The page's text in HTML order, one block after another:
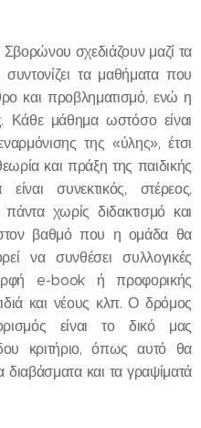
σχεδιάζουν μαζί τα
τα μαθήματα που
και προβληματισμό, ενώ η
Κάθε μάθημα ωστόσο είναι
της «ύλης», έτσι
και πράξη της παιδικής
συνεκτικός, στέρεος,
πάντα χωρίς διδακτισμό και
στον βαθμό που η ομάδα θα
να συνθέσει συλλογικές
e-book ή προφορικής
και νέους κλπ. Ο δρόμος
είναι το δικό μας
κριτήριο, όπως αυτό θα
διαβάσματα και τα γραψίματά